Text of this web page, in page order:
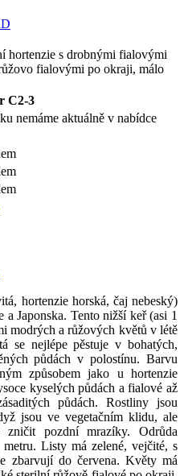
hortenzie s drobnými fialovými
fialovými po okraji, málo
C2-3
nemáme aktuálně v nabídce
hortenzie horská, čaj nebeský)
Japonska. Tento nižší keř (asi 1
modrých a růžových květů v létě
se nejlépe pěstuje v bohatých,
půdách v polostínu. Barvu
způsobem jako u hortenzie
kyselých půdách a fialové až
půdách. Rostliny jsou
jsou ve vegetačním klidu, ale
pozdní mrazíky. Odrůda
Listy má zelené, vejčité, s
zbarvují do červena. Květy má